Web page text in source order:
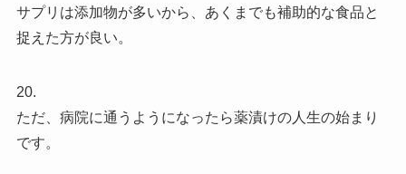
サプリは添加物が多いから、あくまでも補助的な食品と
捉えた方が良い。
20.
ただ、病院に通うようになったら薬漬けの人生の始まり
です。